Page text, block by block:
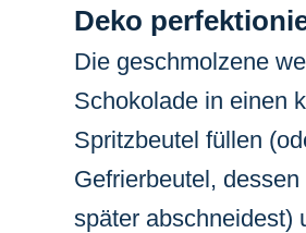
Deko
Die geschmolzene
Schokolade in einen
Spritzbeutel füllen
Gefrierbeutel,
später abschneidest)